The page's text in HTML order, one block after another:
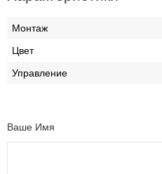
Монтаж
Цвет
Управление
Ваше Имя